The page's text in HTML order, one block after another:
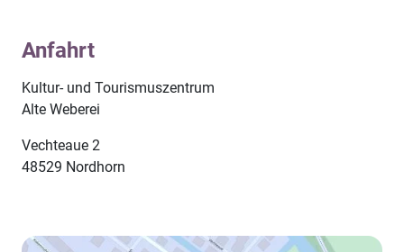
Anfahrt
Kultur- und Tourismuszentrum
Alte Weberei
Vechteaue 2
48529 Nordhorn